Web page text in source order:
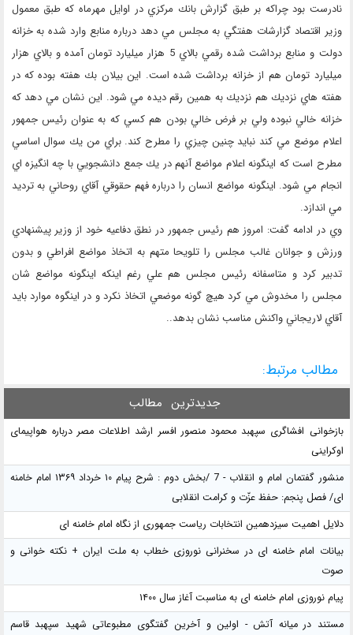
نادرست بود چراكه بر طبق گزارش بانك مركزي در اوايل مهرماه كه طبق معمول
وزير اقتصاد گزارشات هفتگي به مجلس مي دهد درباره منابع وارد شده به خزانه
دولت و منابع برداشت شده رقمي بالاي 5 هزار ميليارد تومان آمده و بالاي هزار
ميليارد تومان هم از خزانه برداشت شده است. اين بيلان بك هفته بوده كه در
هفته هاي نزديك هم نزديك به همين رقم ديده مي شود. اين نشان مي دهد كه
خزانه خالي نبوده ولي بر فرض خالي بودن هم كسي كه به عنوان رئيس جمهور
اعلام موضع مي كند نبايد چنين چيزي را مطرح كند. براي من يك سوال اساسي
مطرح است كه اينگونه اعلام مواضع آنهم در يك جمع دانشجويي با چه انگيزه اي
انجام مي شود. اينگونه مواضع انسان را درباره فهم حقوقي آقاي روحاني به ترديد
مي اندازد.
وي در ادامه گفت: امروز هم رئيس جمهور در نطق دفاعيه خود از وزير پيشنهادي
ورزش و جوانان غالب مجلس را تلويحا متهم به اتخاذ مواضع افراطي و بدون
تدبير كرد و متاسفانه رئيس مجلس هم علي رغم اينكه اينگونه مواضع شان
مجلس را مخدوش مي كرد هيچ گونه موضعي اتخاذ نكرد و در اينگوه موارد بايد
آقاي لاريجاني واكنش مناسب نشان بدهد..
مطالب مرتبط:
جدیدترین مطالب
بازخوانی افشاگری سپهبد محمود منصور افسر ارشد اطلاعات مصر درباره هواپیمای
اوکراینی
منشور گفتمان امام و انقلاب - 7 /بخش دوم : شرح پیام ۱۰ خرداد ۱۳۶۹ امام خامنه
ای/ فصل پنجم: حفظ عزّت و کرامت انقلابی
دلایل اهمیت سیزدهمین انتخابات ریاست جمهوری از نگاه امام خامنه ای
بیانات امام خامنه ای در سخنرانی نوروزی خطاب به ملت ایران + نکته خوانی و
صوت
پیام نوروزی امام خامنه ای به مناسبت آغاز سال ۱۴۰۰
مستند در میانه آتش - اولین و آخرین گفتگوی مطبوعاتی شهید سپهبد قاسم